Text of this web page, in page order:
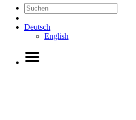
Deutsch
English